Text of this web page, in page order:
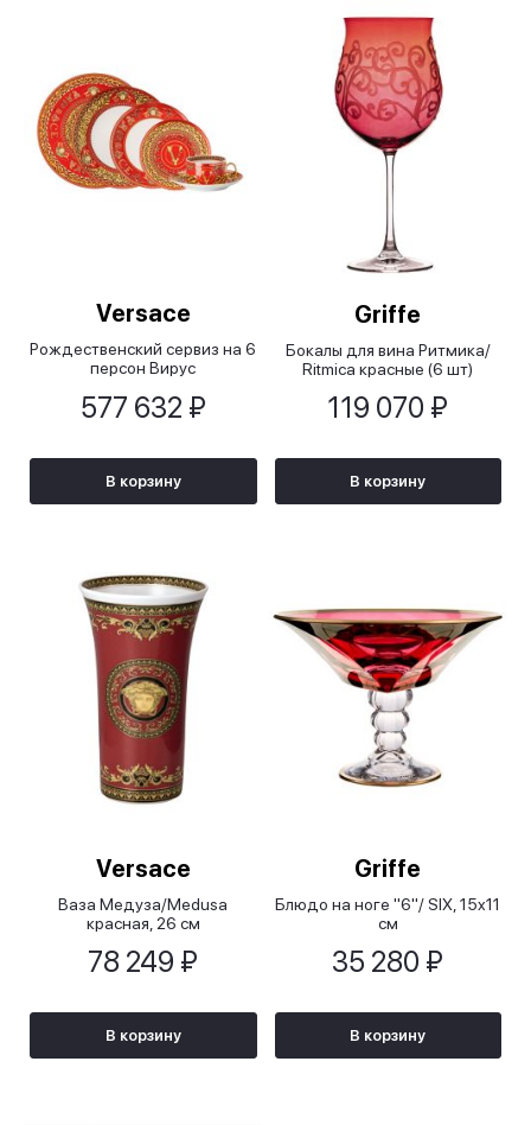
Versace
Рождественский сервиз на 6
персон Вирус
577 632 ₽
В корзину
Griffe
Бокалы для вина Ритмика/
Ritmica красные (6 шт)
119 070 ₽
В корзину
Versace
Ваза Медуза/Medusa
красная, 26 см
78 249 ₽
В корзину
Griffe
Блюдо на ноге "6"/ SIX, 15x11
см
35 280 ₽
В корзину